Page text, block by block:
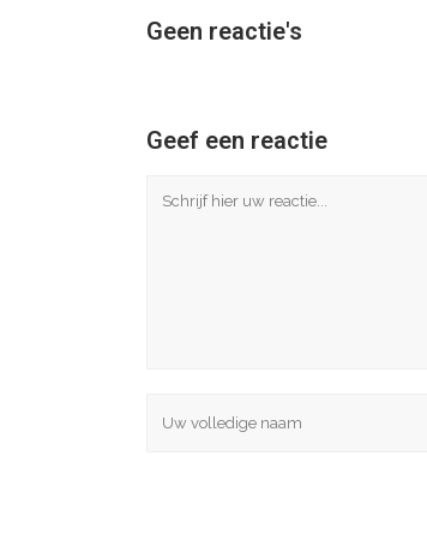
Geen reactie's
Geef een reactie